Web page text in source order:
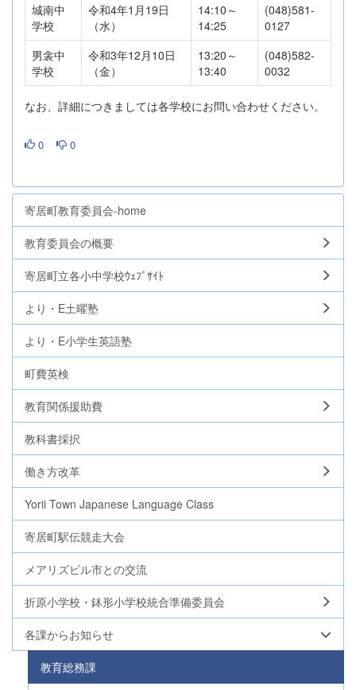
城南中
学校
令和4年1月19日
（水）
14:10～
14:25
(048)581-
0127
男衾中
学校
令和3年12月10日
（金）
13:20～
13:40
(048)582-
0032
なお、詳細につきましては各学校にお問い合わせください。
0 0
寄居町教育委員会-home
教育委員会の概要
寄居町立各小中学校ｳｪﾌﾞｻｲﾄ
より・E土曜塾
より・E小学生英語塾
町費英検
教育関係援助費
教科書採択
働き方改革
Yorii Town Japanese Language Class
寄居町駅伝競走大会
メアリズビル市との交流
折原小学校・鉢形小学校統合準備委員会
各課からお知らせ
教育総務課